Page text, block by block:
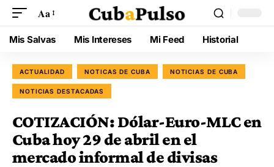
Aa
Mis Salvas Mis Intereses Mi Feed Historial
ACTUALIDAD NOTICAS DE CUBA NOTICIAS DE CUBA
NOTICIAS DESTACADAS
COTIZACIÓN: Dólar-Euro-MLC en
Cuba hoy 29 de abril en el
mercado informal de divisas